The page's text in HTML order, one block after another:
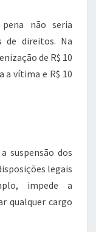
não seria
de direitos. Na
de R$ 10
a vítima e R$ 10
suspensão dos
legais
impede a
qualquer cargo